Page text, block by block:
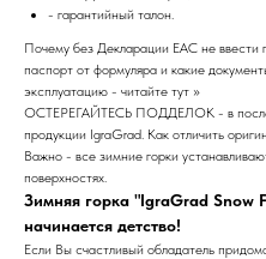
- гарантийный талон.
Почему без Декларации EAC не ввести
паспорт от формуляра и какие
эксплуатацию - читайте тут >>
ОСТЕРЕГАЙТЕСЬ ПОДДЕЛОК - в
продукции IgraGrad. Как отличить
Важно - все зимние горки
поверхностях.
Зимняя горка "IgraGrad Snow
начинается детство!
Если Вы счастливый обладатель